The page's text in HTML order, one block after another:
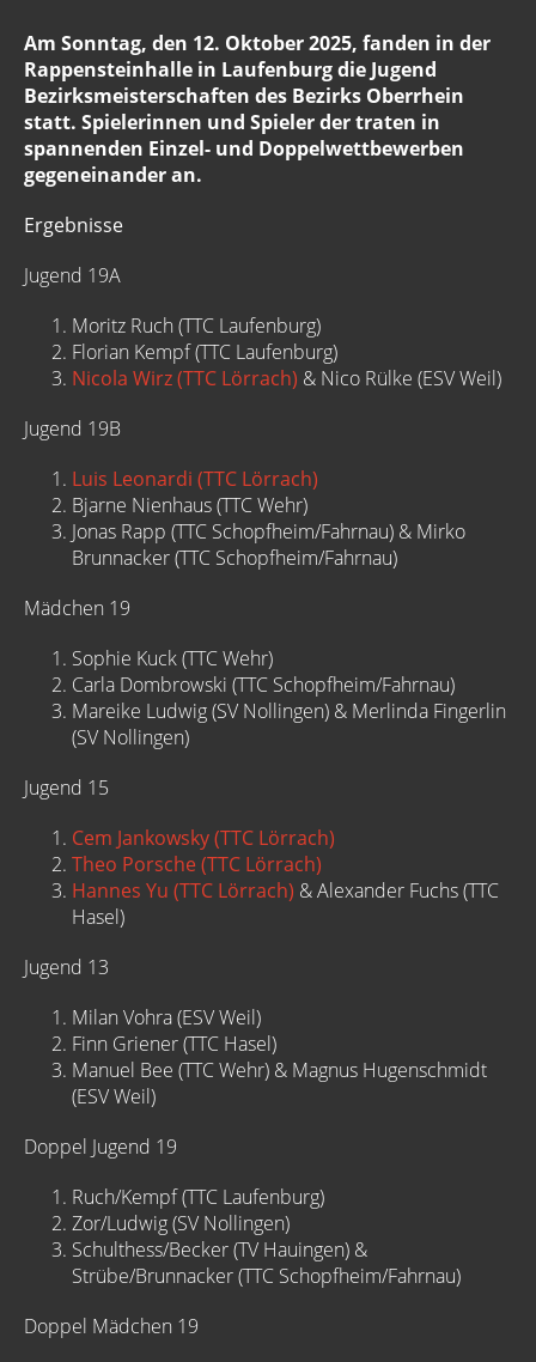
Am Sonntag, den 12. Oktober 2025, fanden in der
Rappensteinhalle in Laufenburg die Jugend
Bezirksmeisterschaften des Bezirks Oberrhein
statt. Spielerinnen und Spieler der traten in
spannenden Einzel- und Doppelwettbewerben
gegeneinander an.
Ergebnisse
Jugend 19A
Moritz Ruch (TTC Laufenburg)
Florian Kempf (TTC Laufenburg)
Nicola Wirz (TTC Lörrach) & Nico Rülke (ESV Weil)
Jugend 19B
Luis Leonardi (TTC Lörrach)
Bjarne Nienhaus (TTC Wehr)
Jonas Rapp (TTC Schopfheim/Fahrnau) & Mirko
Brunnacker (TTC Schopfheim/Fahrnau)
Mädchen 19
Sophie Kuck (TTC Wehr)
Carla Dombrowski (TTC Schopfheim/Fahrnau)
Mareike Ludwig (SV Nollingen) & Merlinda Fingerlin
(SV Nollingen)
Jugend 15
Cem Jankowsky (TTC Lörrach)
Theo Porsche (TTC Lörrach)
Hannes Yu (TTC Lörrach) & Alexander Fuchs (TTC
Hasel)
Jugend 13
Milan Vohra (ESV Weil)
Finn Griener (TTC Hasel)
Manuel Bee (TTC Wehr) & Magnus Hugenschmidt
(ESV Weil)
Doppel Jugend 19
Ruch/Kempf (TTC Laufenburg)
Zor/Ludwig (SV Nollingen)
Schulthess/Becker (TV Hauingen) &
Strübe/Brunnacker (TTC Schopfheim/Fahrnau)
Doppel Mädchen 19